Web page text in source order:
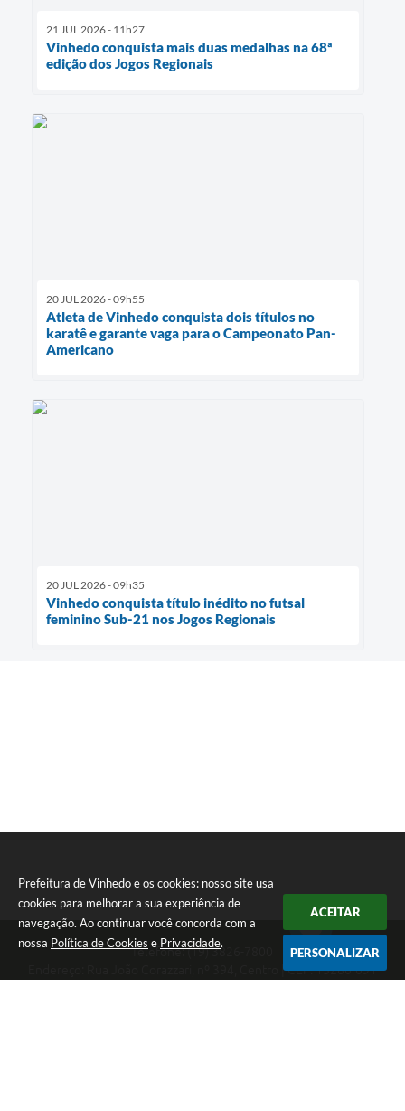
Prefeitura de Vinhedo e os cookies: nosso site usa
cookies para melhorar a sua experiência de
navegação. Ao continuar você concorda com a
nossa Política de Cookies e Privacidade.
ACEITAR
PERSONALIZAR
21 JUL 2026 - 11h27
Vinhedo conquista mais duas medalhas na 68ª
edição dos Jogos Regionais
20 JUL 2026 - 09h55
Atleta de Vinhedo conquista dois títulos no
karatê e garante vaga para o Campeonato Pan-
Americano
20 JUL 2026 - 09h35
Vinhedo conquista título inédito no futsal
feminino Sub-21 nos Jogos Regionais
Telefone: (19) 3826-7800
Endereço: Rua João Corazzari, nº 394, Centro | CEP: 13280-091